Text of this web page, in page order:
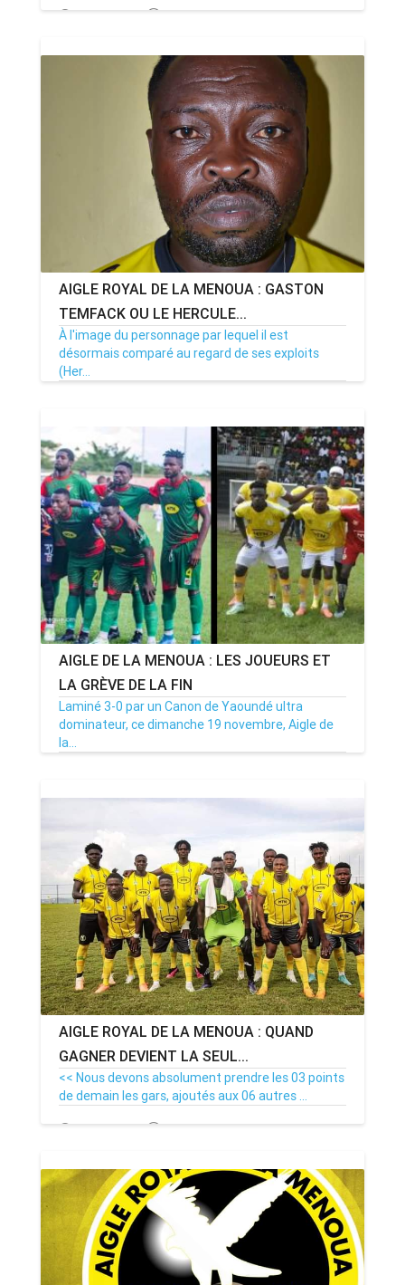
17/02/24 Par MenouActu 0
AIGLE ROYAL DE LA MENOUA : GASTON
TEMFACK OU LE HERCULE...
À l'image du personnage par lequel il est
désormais comparé au regard de ses exploits
(Her...
AIGLE DE LA MENOUA : LES JOUEURS ET
LA GRÈVE DE LA FIN
Laminé 3-0 par un Canon de Yaoundé ultra
dominateur, ce dimanche 19 novembre, Aigle de
la...
AIGLE ROYAL DE LA MENOUA : QUAND
GAGNER DEVIENT LA SEUL...
<< Nous devons absolument prendre les 03 points
de demain les gars, ajoutés aux 06 autres ...
12/11/23 Par MenouActu 0